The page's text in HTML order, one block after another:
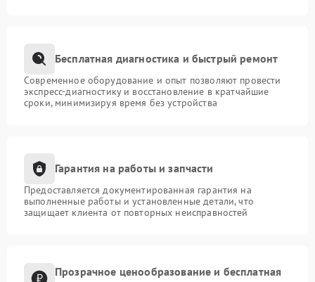
Бесплатная диагностика и быстрый ремонт
Современное оборудование и опыт позволяют провести
экспресс-диагностику и восстановление в кратчайшие
сроки, минимизируя время без устройства
Гарантия на работы и запчасти
Предоставляется документированная гарантия на
выполненные работы и установленные детали, что
защищает клиента от повторных неисправностей
Прозрачное ценообразование и бесплатная